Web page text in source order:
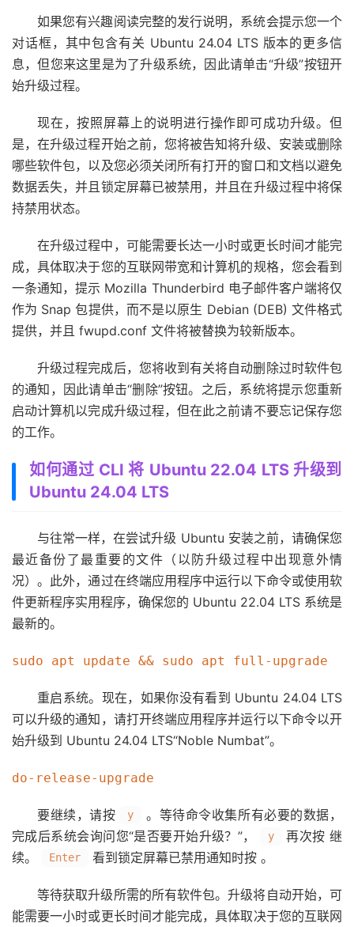
如果您有兴趣阅读完整的发行说明，系统会提示您一个
对话框，其中包含有关 Ubuntu 24.04 LTS 版本的更多信
息，但您来这里是为了升级系统，因此请单击“升级”按钮开
始升级过程。
现在，按照屏幕上的说明进行操作即可成功升级。但
是，在升级过程开始之前，您将被告知将升级、安装或删除
哪些软件包，以及您必须关闭所有打开的窗口和文档以避免
数据丢失，并且锁定屏幕已被禁用，并且在升级过程中将保
持禁用状态。
在升级过程中，可能需要长达一小时或更长时间才能完
成，具体取决于您的互联网带宽和计算机的规格，您会看到
一条通知，提示 Mozilla Thunderbird 电子邮件客户端将仅
作为 Snap 包提供，而不是以原生 Debian (DEB) 文件格式
提供，并且 fwupd.conf 文件将被替换为较新版本。
升级过程完成后，您将收到有关将自动删除过时软件包
的通知，因此请单击“删除”按钮。之后，系统将提示您重新
启动计算机以完成升级过程，但在此之前请不要忘记保存您
的工作。
如何通过 CLI 将 Ubuntu 22.04 LTS 升级到
Ubuntu 24.04 LTS
与往常一样，在尝试升级 Ubuntu 安装之前，请确保您
最近备份了最重要的文件（以防升级过程中出现意外情
况）。此外，通过在终端应用程序中运行以下命令或使用软
件更新程序实用程序，确保您的 Ubuntu 22.04 LTS 系统是
最新的。
sudo apt update && sudo apt full-upgrade
重启系统。现在，如果你没有看到 Ubuntu 24.04 LTS
可以升级的通知，请打开终端应用程序并运行以下命令以开
始升级到 Ubuntu 24.04 LTS“Noble Numbat”。
do-release-upgrade
要继续，请按 y
。等待命令收集所有必要的数据，
完成后系统会询问您“是否要开始升级？”，
y
再次按 继
续。
Enter 看到锁定屏幕已禁用通知时按 。
等待获取升级所需的所有软件包。升级将自动开始，可
能需要一小时或更长时间才能完成，具体取决于您的互联网